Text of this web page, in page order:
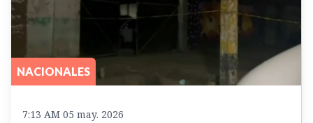
NACIONALES
7:13 AM 05 may. 2026